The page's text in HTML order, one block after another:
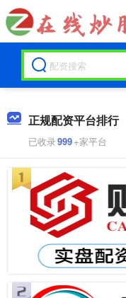
正规配资平台排行
已收录999+家平台